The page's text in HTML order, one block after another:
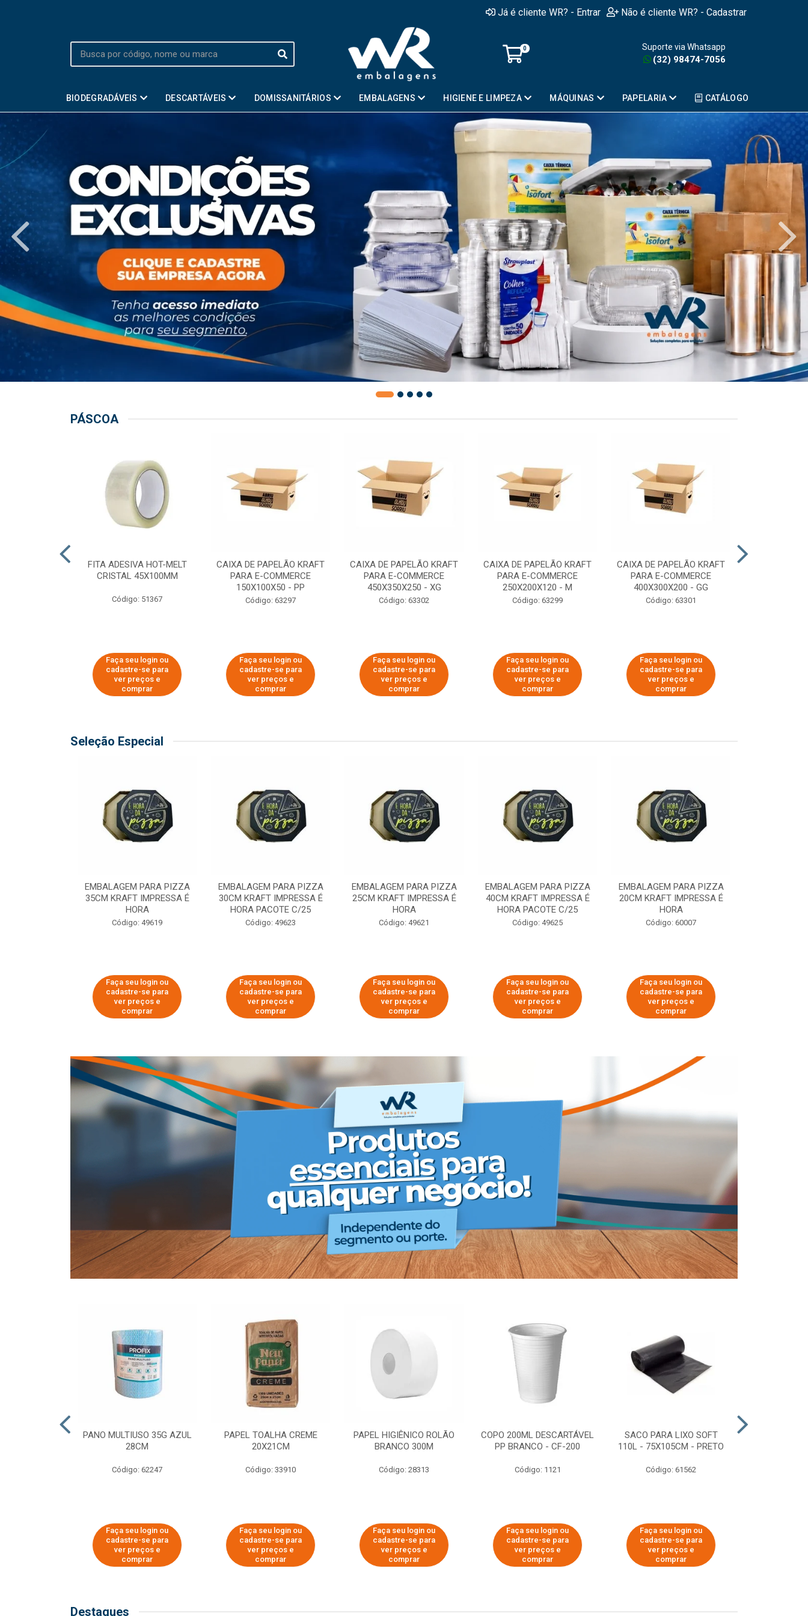
Já é cliente WR? - Entrar Não é cliente WR? - Cadastrar
0 Suporte via Whatsapp
(32) 98474-7056
BIODEGRADÁVEIS DESCARTÁVEIS DOMISSANITÁRIOS EMBALAGENS HIGIENE E LIMPEZA MÁQUINAS PAPELARIA CATÁLOGO
PÁSCOA
FITA ADESIVA HOT-MELT
CRISTAL 45X100MM
Código: 51367
Faça seu login ou
cadastre-se para
ver preços e
comprar
CAIXA DE PAPELÃO KRAFT
PARA E-COMMERCE
150X100X50 - PP
Código: 63297
Faça seu login ou
cadastre-se para
ver preços e
comprar
CAIXA DE PAPELÃO KRAFT
PARA E-COMMERCE
450X350X250 - XG
Código: 63302
Faça seu login ou
cadastre-se para
ver preços e
comprar
CAIXA DE PAPELÃO KRAFT
PARA E-COMMERCE
250X200X120 - M
Código: 63299
Faça seu login ou
cadastre-se para
ver preços e
comprar
CAIXA DE PAPELÃO KRAFT
PARA E-COMMERCE
400X300X200 - GG
Código: 63301
Faça seu login ou
cadastre-se para
ver preços e
comprar
Seleção Especial
EMBALAGEM PARA PIZZA
35CM KRAFT IMPRESSA É
HORA
Código: 49619
Faça seu login ou
cadastre-se para
ver preços e
comprar
EMBALAGEM PARA PIZZA
30CM KRAFT IMPRESSA É
HORA PACOTE C/25
Código: 49623
Faça seu login ou
cadastre-se para
ver preços e
comprar
EMBALAGEM PARA PIZZA
25CM KRAFT IMPRESSA É
HORA
Código: 49621
Faça seu login ou
cadastre-se para
ver preços e
comprar
EMBALAGEM PARA PIZZA
40CM KRAFT IMPRESSA É
HORA PACOTE C/25
Código: 49625
Faça seu login ou
cadastre-se para
ver preços e
comprar
EMBALAGEM PARA PIZZA
20CM KRAFT IMPRESSA É
HORA
Código: 60007
Faça seu login ou
cadastre-se para
ver preços e
comprar
PANO MULTIUSO 35G AZUL
28CM
Código: 62247
Faça seu login ou
cadastre-se para
ver preços e
comprar
PAPEL TOALHA CREME
20X21CM
Código: 33910
Faça seu login ou
cadastre-se para
ver preços e
comprar
PAPEL HIGIÊNICO ROLÃO
BRANCO 300M
Código: 28313
Faça seu login ou
cadastre-se para
ver preços e
comprar
COPO 200ML DESCARTÁVEL
PP BRANCO - CF-200
Código: 1121
Faça seu login ou
cadastre-se para
ver preços e
comprar
SACO PARA LIXO SOFT
110L - 75X105CM - PRETO
Código: 61562
Faça seu login ou
cadastre-se para
ver preços e
comprar
Destaques